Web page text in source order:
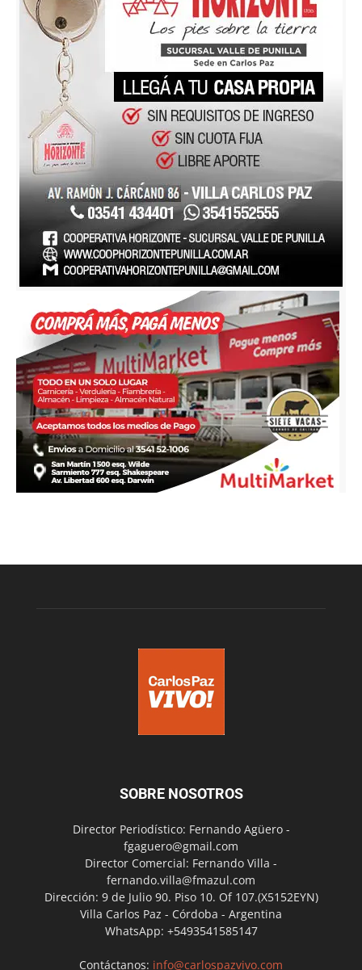
SOBRE NOSOTROS
Director Periodístico: Fernando Agüero -
fgaguero@gmail.com
Director Comercial: Fernando Villa -
fernando.villa@fmazul.com
Dirección: 9 de Julio 90. Piso 10. Of 107.(X5152EYN)
Villa Carlos Paz - Córdoba - Argentina
WhatsApp: +5493541585147
Contáctanos: info@carlospazvivo.com